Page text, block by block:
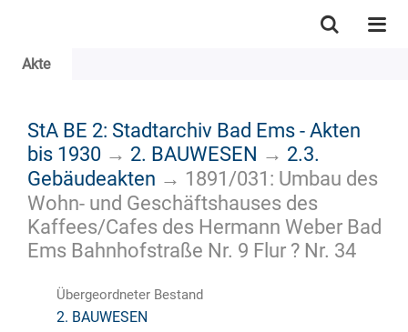
Akte
StA BE 2: Stadtarchiv Bad Ems - Akten
bis 1930 → 2. BAUWESEN → 2.3.
Gebäudeakten → 1891/031: Umbau des
Wohn- und Geschäftshauses des
Kaffees/Cafes des Hermann Weber Bad
Ems Bahnhofstraße Nr. 9 Flur ? Nr. 34
Übergeordneter Bestand
2. BAUWESEN